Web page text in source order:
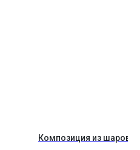
Композиция из шаров